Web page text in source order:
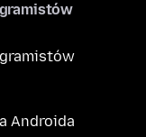
Androida